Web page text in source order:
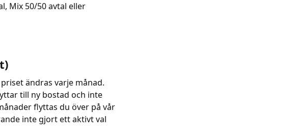
Mix 50/50 avtal eller
ändras varje månad.
till ny bostad och inte
flyttas du över på vår
inte gjort ett aktivt val